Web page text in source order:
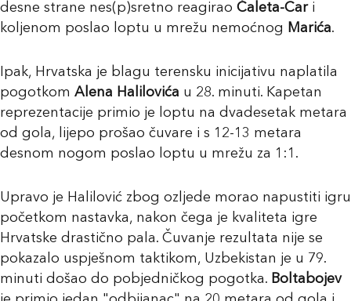
desne strane nes(p)sretno reagirao Ćaleta-Cari
koljenom poslao loptu u mrežu nemoćnog Marića.
Ipak, Hrvatska je blagu terensku inicijativu naplatila
pogotkom Alena Halilovića u 28. minuti. Kapetan
reprezentacije primio je loptu na dvadesetak metara
od gola, lijepo prošao čuvare i s 12-13 metara
desnom nogom poslao loptu u mrežu za 1:1.
Upravo je Halilović zbog ozljede morao napustiti igru
početkom nastavka, nakon čega je kvaliteta igre
Hrvatske drastično pala. Čuvanje rezultata nije se
pokazalo uspješnom taktikom, Uzbekistan je u 79.
minuti došao do pobjedničkog pogotka. Boltabojev